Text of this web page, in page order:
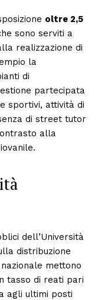
oltre 2,5
sono serviti a
realizzazione di
la
di
partecipata
sportivi, attività di
di street tutor
alla
dell’Università
distribuzione
mettono
tasso di reati pari
agli ultimi posti